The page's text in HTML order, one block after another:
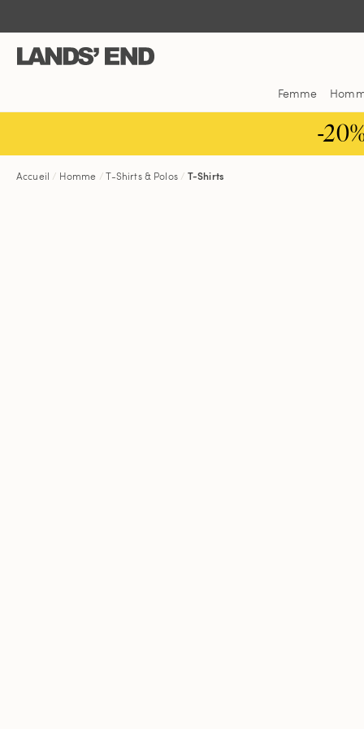
contenu
navigation
barre
Femme
-
Accueil Homme T-Shirts & Polos T-Shirts